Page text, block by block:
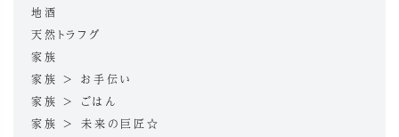
地酒
天然トラフグ
家族
家族 > お手伝い
家族 > ごはん
家族 > 未来の巨匠☆